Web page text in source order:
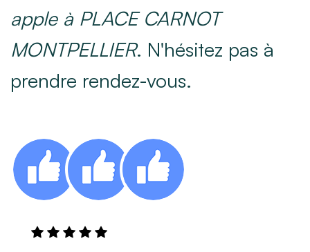
apple à PLACE CARNOT
MONTPELLIER. N'hésitez pas à
prendre rendez-vous.